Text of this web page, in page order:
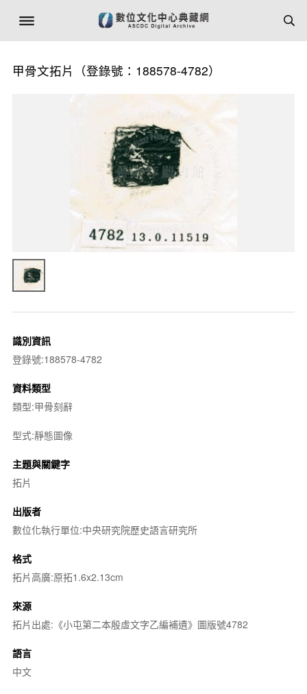
甲骨文拓片（登錄號：188578-4782）
識別資訊
登錄號:188578-4782
資料類型
類型:甲骨刻辭
型式:靜態圖像
主題與關鍵字
拓片
出版者
數位化執行單位:中央研究院歷史語言研究所
格式
拓片高廣:原拓1.6x2.13cm
來源
拓片出處:《小屯第二本殷虛文字乙編補遺》圖版號4782
語言
中文